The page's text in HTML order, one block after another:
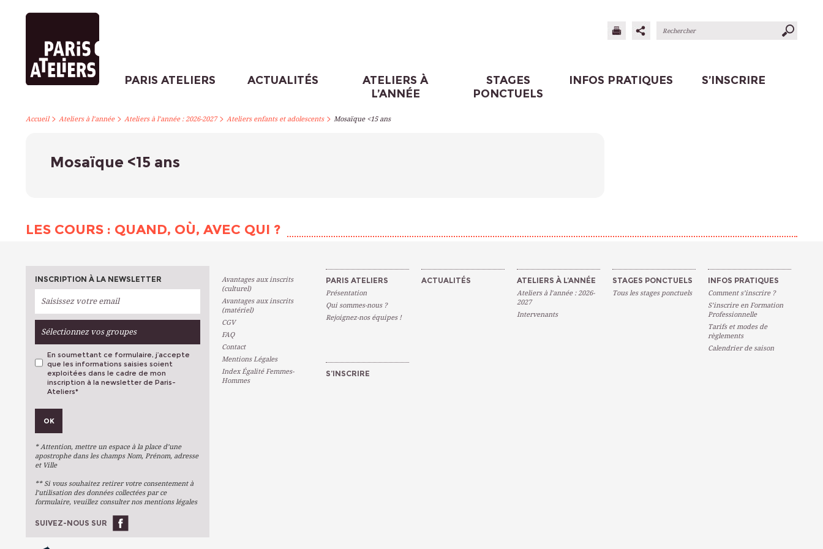
PARIS ATELIERS ACTUALITÉS
ATELIERS À
L’ANNÉE
STAGES
PONCTUELS
INFOS PRATIQUES S’INSCRIRE
Accueil> Ateliers à l’année> Ateliers à l’année : 2026-2027> Ateliers enfants et adolescents> Mosaïque <15 ans
Mosaïque <15 ans
LES COURS : QUAND, OÙ, AVEC QUI ?
INSCRIPTION À LA NEWSLETTER
Sélectionnez vos groupes
Métiers D'art
Arts Du Texte
Stages Ponctuels
Ateliers À L'année
OK
En soumettant ce formulaire, j’accepte
que les informations saisies soient
exploitées dans le cadre de mon
inscription à la newsletter de Paris-
Ateliers*
OK
* Attention, mettre un espace à la place d’une
apostrophe dans les champs Nom, Prénom, adresse
et Ville
** Si vous souhaitez retirer votre consentement à
l’utilisation des données collectées par ce
formulaire, veuillez consulter nos mentions légales
SUIVEZ-NOUS SUR
Avantages aux inscrits
(culturel)
Avantages aux inscrits
(matériel)
CGV
FAQ
Contact
Mentions Légales
Index Égalité Femmes-
Hommes
PARIS ATELIERS
Présentation
Qui sommes-nous ?
Rejoignez-nos équipes !
ACTUALITÉS ATELIERS À L’ANNÉE
Ateliers à l’année : 2026-
2027
Intervenants
STAGES PONCTUELS
Tous les stages ponctuels
INFOS PRATIQUES
Comment s’inscrire ?
S’inscrire en Formation
Professionnelle
Tarifs et modes de
règlements
Calendrier de saison
S’INSCRIRE